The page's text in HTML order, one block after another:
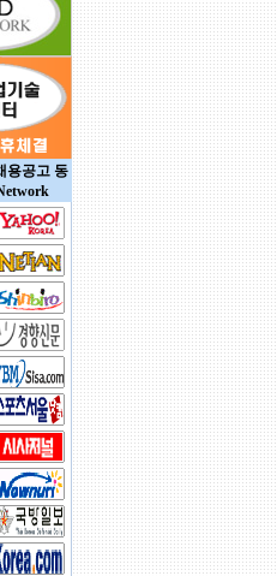
용공고 동